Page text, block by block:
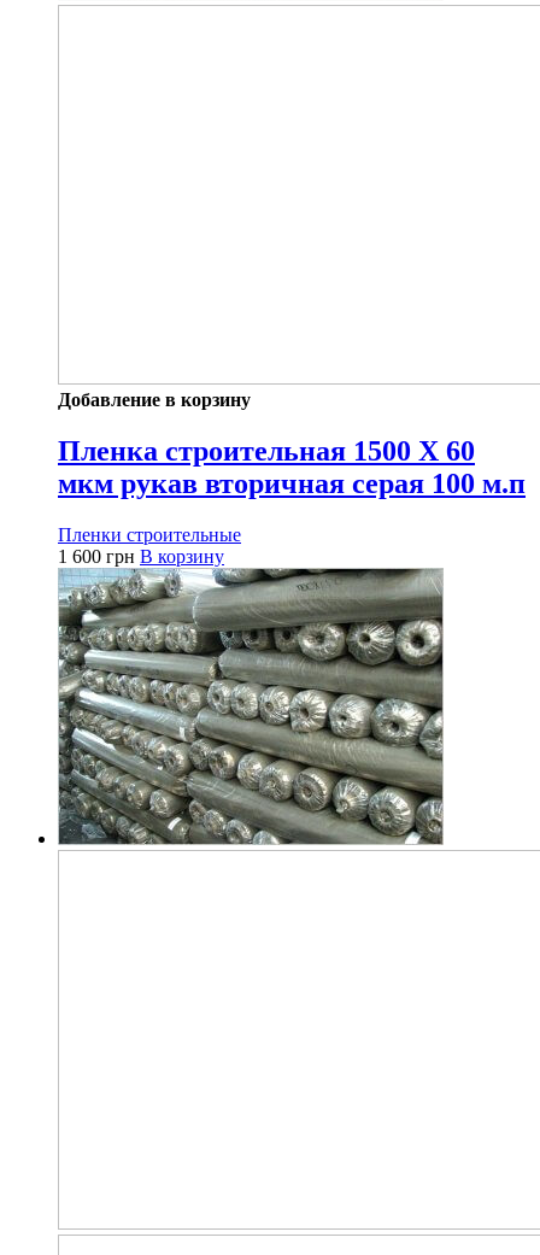
Добавление в корзину
Пленка строительная 1500 Х 60
мкм рукав вторичная серая 100 м.п
Пленки строительные
1 600 грн В корзину